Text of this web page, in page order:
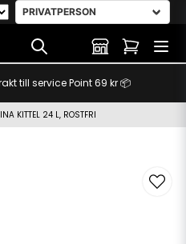
till service Point 69 kr 📦
KITTEL 24 L, ROSTFRI